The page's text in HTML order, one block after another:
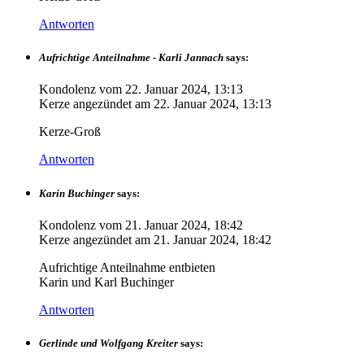
Antworten
Aufrichtige Anteilnahme - Karli Jannach says:
Kondolenz vom 22. Januar 2024, 13:13
Kerze angezündet am 22. Januar 2024, 13:13
Kerze-Groß
Antworten
Karin Buchinger says:
Kondolenz vom 21. Januar 2024, 18:42
Kerze angezündet am 21. Januar 2024, 18:42
Aufrichtige Anteilnahme entbieten
Karin und Karl Buchinger
Antworten
Gerlinde und Wolfgang Kreiter says: